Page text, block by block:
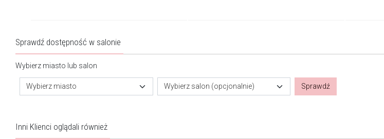
Sprawdź dostępność w salonie
Wybierz miasto lub salon
Wybierz miasto Wybierz salon (opcjonalnie) Sprawdź
Inni Klienci oglądali również